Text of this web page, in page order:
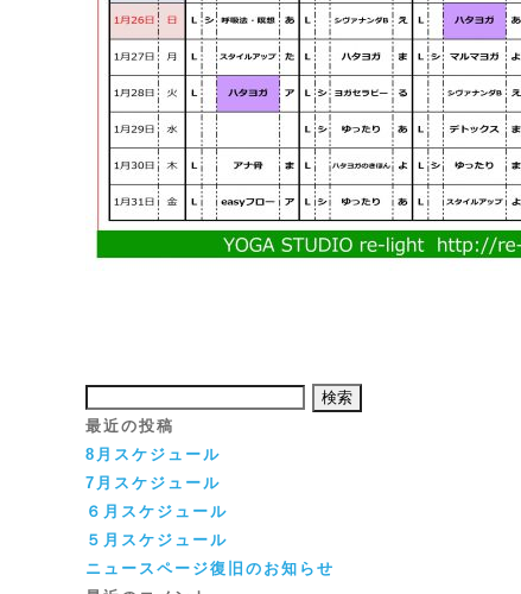
索:
最近の投稿
8月スケジュール
7月スケジュール
６月スケジュール
５月スケジュール
ニュースページ復旧のお知らせ